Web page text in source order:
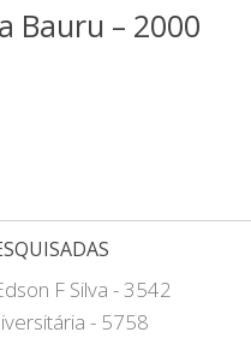
Bauru – 2000
F Silva - 3542
- 5758